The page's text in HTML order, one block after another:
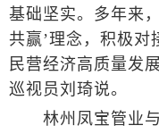
基础坚实。多年来
共赢’理念，积极对
民营经济高质量发
巡视员刘琦说。
林州凤宝管业与